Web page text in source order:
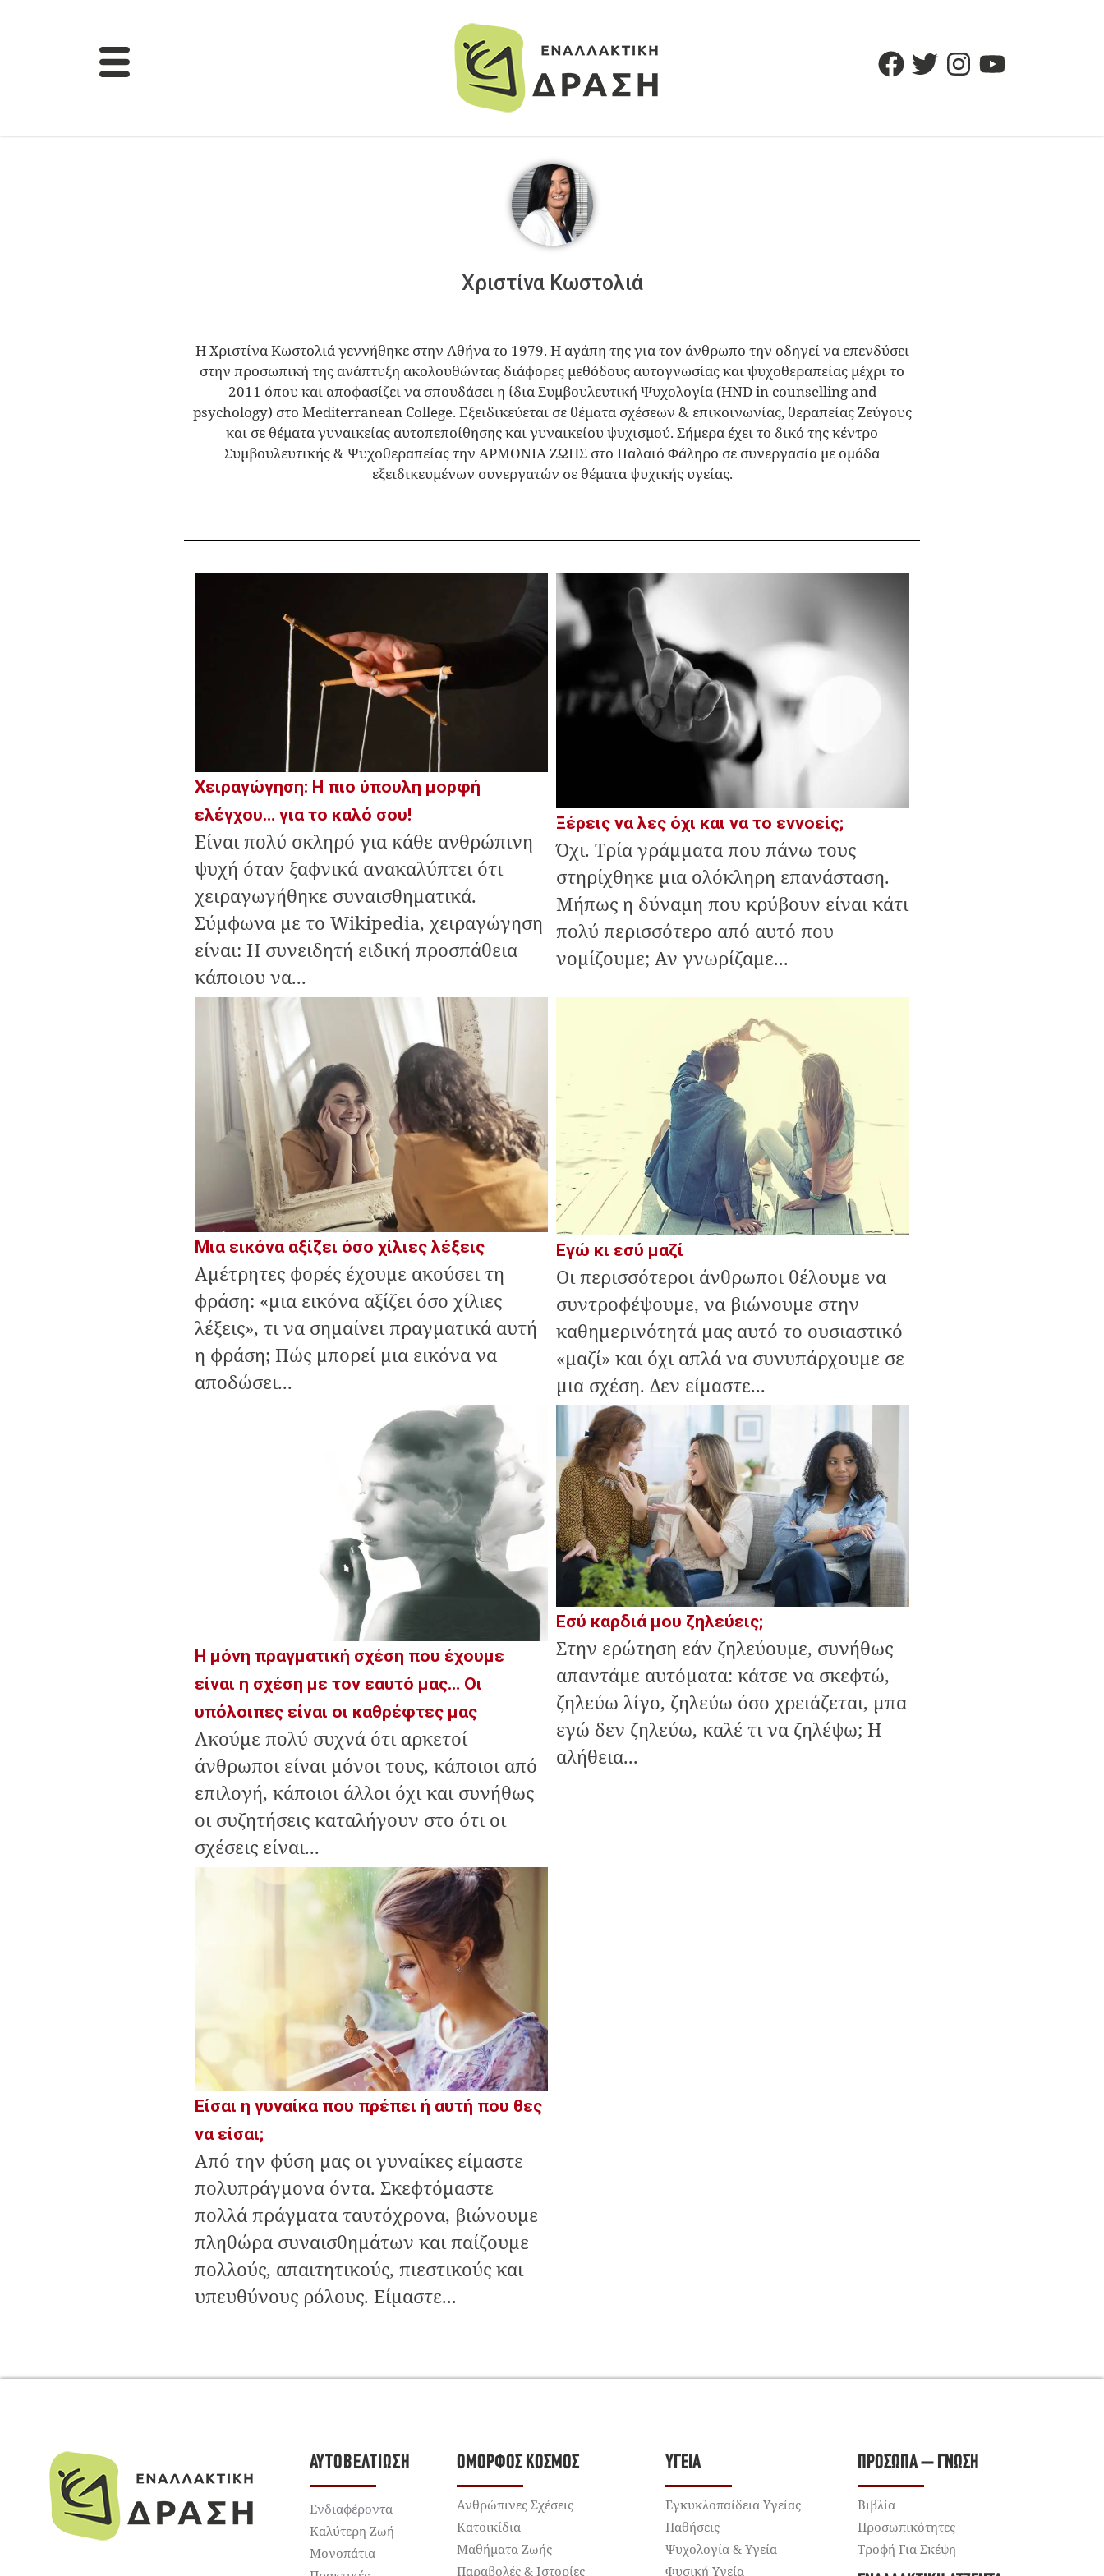
Χριστίνα Κωστολιά
Η Χριστίνα Κωστολιά γεννήθηκε στην Αθήνα το 1979. Η αγάπη της για τον άνθρωπο την οδηγεί να επενδύσει
στην προσωπική της ανάπτυξη ακολουθώντας διάφορες μεθόδους αυτογνωσίας και ψυχοθεραπείας μέχρι το
2011 όπου και αποφασίζει να σπουδάσει η ίδια Συμβουλευτική Ψυχολογία (HND in counselling and
psychology) στο Mediterranean College. Εξειδικεύεται σε θέματα σχέσεων & επικοινωνίας, θεραπείας Ζεύγους
και σε θέματα γυναικείας αυτοπεποίθησης και γυναικείου ψυχισμού. Σήμερα έχει το δικό της κέντρο
Συμβουλευτικής & Ψυχοθεραπείας την ΑΡΜΟΝΙΑ ΖΩΗΣ στο Παλαιό Φάληρο σε συνεργασία με ομάδα
εξειδικευμένων συνεργατών σε θέματα ψυχικής υγείας.
Χειραγώγηση: Η πιο ύπουλη μορφή
ελέγχου… για το καλό σου!
Είναι πολύ σκληρό για κάθε ανθρώπινη
ψυχή όταν ξαφνικά ανακαλύπτει ότι
χειραγωγήθηκε συναισθηματικά.
Σύμφωνα με το Wikipedia, χειραγώγηση
είναι: Η συνειδητή ειδική προσπάθεια
κάποιου να...
Ξέρεις να λες όχι και να το εννοείς;
Όχι. Τρία γράμματα που πάνω τους
στηρίχθηκε μια ολόκληρη επανάσταση.
Μήπως η δύναμη που κρύβουν είναι κάτι
πολύ περισσότερο από αυτό που
νομίζουμε; Αν γνωρίζαμε...
Μια εικόνα αξίζει όσο χίλιες λέξεις
Αμέτρητες φορές έχουμε ακούσει τη
φράση: «μια εικόνα αξίζει όσο χίλιες
λέξεις», τι να σημαίνει πραγματικά αυτή
η φράση; Πώς μπορεί μια εικόνα να
αποδώσει...
Εγώ κι εσύ μαζί
Οι περισσότεροι άνθρωποι θέλουμε να
συντροφέψουμε, να βιώνουμε στην
καθημερινότητά μας αυτό το ουσιαστικό
«μαζί» και όχι απλά να συνυπάρχουμε σε
μια σχέση. Δεν είμαστε...
Η μόνη πραγματική σχέση που έχουμε
είναι η σχέση με τον εαυτό μας… Οι
υπόλοιπες είναι οι καθρέφτες μας
Ακούμε πολύ συχνά ότι αρκετοί
άνθρωποι είναι μόνοι τους, κάποιοι από
επιλογή, κάποιοι άλλοι όχι και συνήθως
οι συζητήσεις καταλήγουν στο ότι οι
σχέσεις είναι...
Εσύ καρδιά μου ζηλεύεις;
Στην ερώτηση εάν ζηλεύουμε, συνήθως
απαντάμε αυτόματα: κάτσε να σκεφτώ,
ζηλεύω λίγο, ζηλεύω όσο χρειάζεται, μπα
εγώ δεν ζηλεύω, καλέ τι να ζηλέψω; Η
αλήθεια...
Είσαι η γυναίκα που πρέπει ή αυτή που θες
να είσαι;
Από την φύση μας οι γυναίκες είμαστε
πολυπράγμονα όντα. Σκεφτόμαστε
πολλά πράγματα ταυτόχρονα, βιώνουμε
πληθώρα συναισθημάτων και παίζουμε
πολλούς, απαιτητικούς, πιεστικούς και
υπευθύνους ρόλους. Είμαστε...
ΑΥΤΟΒΕΛΤΊΩΣΗ
Ενδιαφέροντα
Καλύτερη Ζωή
Μονοπάτια
ΌΜΟΡΦΟΣ ΚΌΣΜΟΣ
Ανθρώπινες Σχέσεις
Κατοικίδια
Μαθήματα Ζωής
Παραβολές & Ιστορίες
ΥΓΕΊΑ
Εγκυκλοπαίδεια Υγείας
Παθήσεις
Ψυχολογία & Υγεία
Φυσική Υγεία
ΠΡΌΣΩΠΑ – ΓΝΏΣΗ
Βιβλία
Προσωπικότητες
Τροφή Για Σκέψη